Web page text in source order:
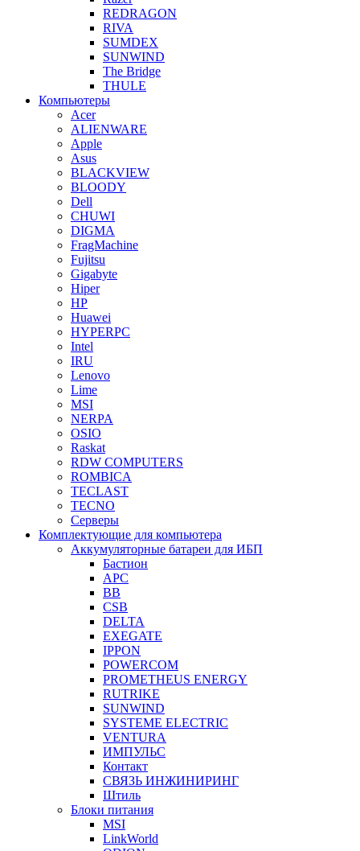
REDRAGON
RIVA
SUMDEX
SUNWIND
The Bridge
THULE
Компьютеры
Acer
ALIENWARE
Apple
Asus
BLACKVIEW
BLOODY
Dell
CHUWI
DIGMA
FragMachine
Fujitsu
Gigabyte
Hiper
HP
Huawei
HYPERPC
Intel
IRU
Lenovo
Lime
MSI
NERPA
OSIO
Raskat
RDW COMPUTERS
ROMBICA
TECLAST
TECNO
Серверы
Комплектующие для компьютера
Аккумуляторные батареи для ИБП
Бастион
APC
BB
CSB
DELTA
EXEGATE
IPPON
POWERCOM
PROMETHEUS ENERGY
RUTRIKE
SUNWIND
SYSTEME ELECTRIC
VENTURA
ИМПУЛЬС
Контакт
СВЯЗЬ ИНЖИНИРИНГ
Штиль
Блоки питания
MSI
LinkWorld